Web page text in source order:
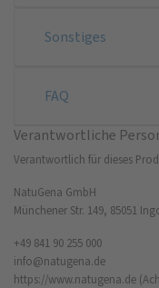
Sonstiges
FAQ
Verantwortliche
Verantwortlich für dieses
NatuGena GmbH
Münchener Str. 149, 85051
+49 841 90 255 000
info@natugena.de
https://www.natugena.de